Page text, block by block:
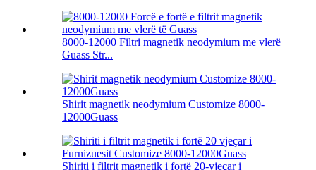
8000-12000 Filtri magnetik neodymium me vlerë
Guass Str...
Shirit magnetik neodymium Customize 8000-
12000Guass
Shiriti i filtrit magnetik i fortë 20-vjeçar i